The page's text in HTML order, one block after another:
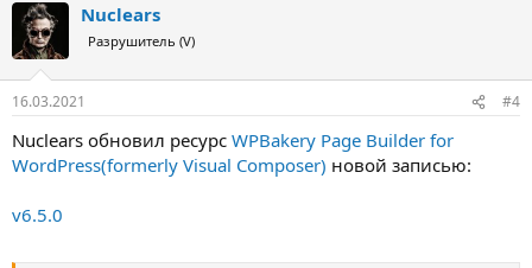
Nuclears
Разрушитель (V)
16.03.2021 #4
Nuclears обновил ресурс WPBakery Page Builder for
WordPress(formerly Visual Composer) новой записью:
v6.5.0